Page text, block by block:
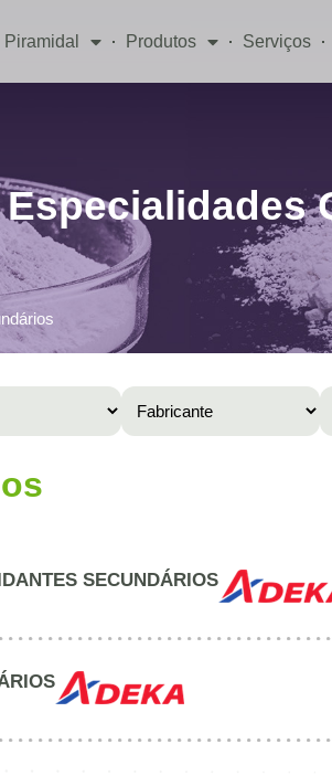
Piramidal Produtos Serviços
Especialidades
SECUNDÁRIOS